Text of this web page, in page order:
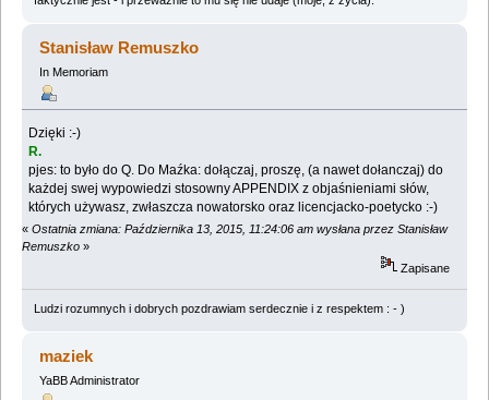
Stanisław Remuszko
In Memoriam
Dzięki :-)
R.
pjes: to było do Q. Do Maźka: dołączaj, proszę, (a nawet dołanczaj) do
każdej swej wypowiedzi stosowny APPENDIX z objaśnieniami słów,
których używasz, zwłaszcza nowatorsko oraz licencjacko-poetycko :-)
« Ostatnia zmiana: Października 13, 2015, 11:24:06 am wysłana przez Stanisław
Remuszko »
Zapisane
Ludzi rozumnych i dobrych pozdrawiam serdecznie i z respektem : - )
maziek
YaBB Administrator